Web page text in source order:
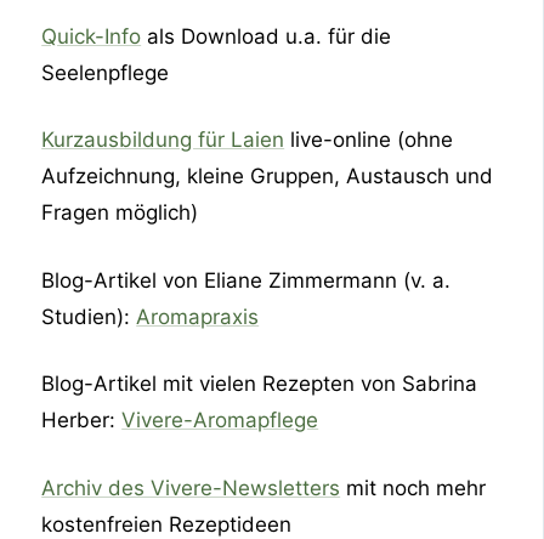
Quick-Info als Download u.a. für die
Seelenpflege
Kurzausbildung für Laien live-online (ohne
Aufzeichnung, kleine Gruppen, Austausch und
Fragen möglich)
Blog-Artikel von Eliane Zimmermann (v. a.
Studien): Aromapraxis
Blog-Artikel mit vielen Rezepten von Sabrina
Herber:Vivere-Aromapflege
Archiv des Vivere-Newsletters mit noch mehr
kostenfreien Rezeptideen